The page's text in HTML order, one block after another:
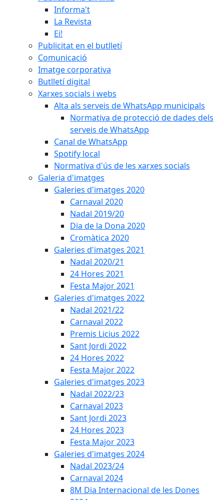
Informa't
La Revista
Ei!
Publicitat en el butlletí
Comunicació
Imatge corporativa
Butlletí digital
Xarxes socials i webs
Alta als serveis de WhatsApp municipals
Normativa de protecció de dades dels
serveis de WhatsApp
Canal de WhatsApp
Spotify local
Normativa d'ús de les xarxes socials
Galeria d'imatges
Galeries d'imatges 2020
Carnaval 2020
Nadal 2019/20
Dia de la Dona 2020
Cromàtica 2020
Galeries d'imatges 2021
Nadal 2020/21
24 Hores 2021
Festa Major 2021
Galeries d'imatges 2022
Nadal 2021/22
Carnaval 2022
Premis Licius 2022
Sant Jordi 2022
24 Hores 2022
Festa Major 2022
Galeries d'imatges 2023
Nadal 2022/23
Carnaval 2023
Sant Jordi 2023
24 Hores 2023
Festa Major 2023
Galeries d'imatges 2024
Nadal 2023/24
Carnaval 2024
8M Dia Internacional de les Dones